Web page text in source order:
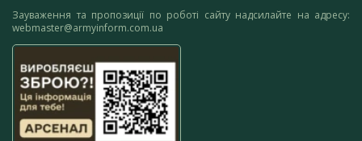
Зауваження та пропозиції по роботі сайту надсилайте на адресу:
webmaster@armyinform.com.ua